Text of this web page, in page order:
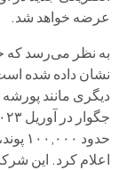
عرضه خواهد شد.
نشان داده شده
اعلام کرد. این